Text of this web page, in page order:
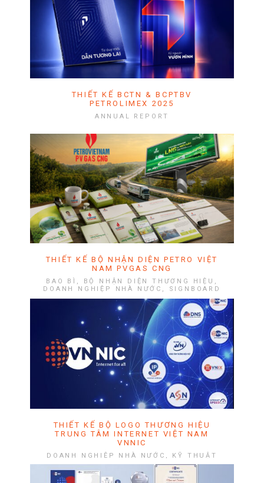
THIẾT KẾ BCTN & BCPTBV
PETROLIMEX 2025
ANNUAL REPORT
THIẾT KẾ BỘ NHẬN DIỆN PETRO VIỆT
NAM PVGAS CNG
BAO BÌ, BỘ NHẬN DIỆN THƯƠNG HIỆU,
DOANH NGHIỆP NHÀ NƯỚC, SIGNBOARD
THIẾT KẾ BỘ LOGO THƯƠNG HIỆU
TRUNG TÂM INTERNET VIỆT NAM
VNNIC
DOANH NGHIỆP NHÀ NƯỚC, KỸ THUẬT
CÔNG NGHỆ, LOGO/MASCOT, TỔ CHỨC
CHÍNH PHỦ